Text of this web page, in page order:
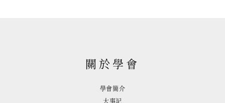
關於學會
學會簡介
大事記